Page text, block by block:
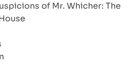
of Mr. Whicher: The